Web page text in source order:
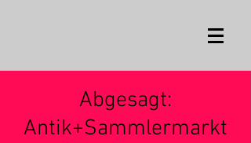
Abgesagt:
Antik+Sammlermarkt